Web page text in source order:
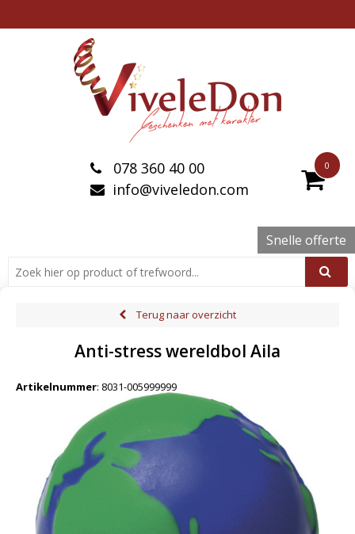
0
078 360 40 00
info@viveledon.com
Snelle offerte
Terug naar overzicht
Anti-stress wereldbol Aila
Artikelnummer: 8031-005999999